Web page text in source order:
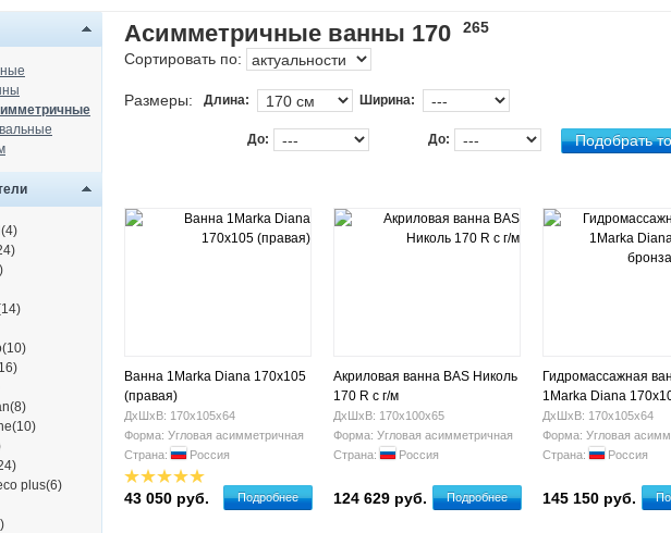
plus(6)
Асимметричные ванны 170
265
Сортировать по:
Размеры: Длина: Ширина:
До: До:
Ванна 1Marka Diana 170х105
(правая)
ДхШхВ: 170х105х64
Форма: Угловая асимметричная
Страна:
Россия
43 050 руб. Подробнее
Акриловая ванна BAS Николь
170 R с г/м
ДхШхВ: 170х100х65
Форма: Угловая асимметричная
Страна:
Россия
124 629 руб. Подробнее
Гидромассажная
1Marka Diana
(правая)
ДхШхВ: 170х105х64
Форма: Угловая
Страна:
Россия
145 150 руб.